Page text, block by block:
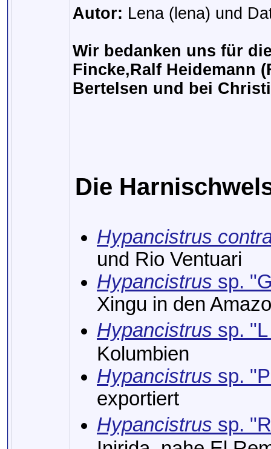
Autor: Lena (lena) und
Wir bedanken uns für
Fincke,Ralf Heidemann
Bertelsen und bei
Die
Hypancistrus
und Rio Ventuari
Hypancistrus sp.
Xingu in den
Hypancistrus sp.
Kolumbien
Hypancistrus sp.
exportiert
Hypancistrus sp.